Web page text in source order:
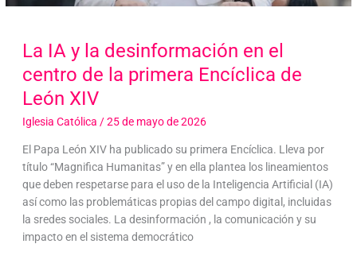
La IA y la desinformación en el
centro de la primera Encíclica de
León XIV
Iglesia Católica /25 de mayo de 2026
El Papa León XIV ha publicado su primera Encíclica. Lleva por
título “Magnifica Humanitas” y en ella plantea los lineamientos
que deben respetarse para el uso de la Inteligencia Artificial (IA)
así como las problemáticas propias del campo digital, incluidas
la sredes sociales. La desinformación , la comunicación y su
impacto en el sistema democrático